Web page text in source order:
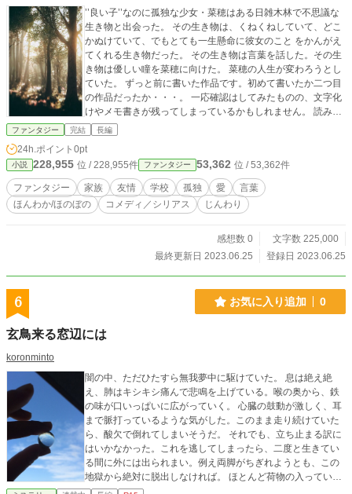
’’良い子’’なのに孤独な少女・菜穂はある日雑木林で不思議な
生き物と出会った。 その生き物は、くねくねしていて、どこ
かぬけていて、でもとても一生懸命に彼女のこと をかんがえ
てくれる生き物だった。 その生き物は言葉を話した。その生
き物は優しい瞳を菜穂に向けた。 菜穂の人生が変わろうとし
ていた。 ずっと前に書いた作品です。初めて書いたか二つ目
の作品だったか・・・。 一応確認はしてみたものの、文字化
けやメモ書きが残ってしまっているかもしれません。 読みに
くいかもです。申し訳ないです。 ２０万字以上ある長い作品
す。 拙い表現が多々ありますが、考えて考えて作った（けれ
ど話があっちゃこっちゃ行って大変なことになっている）作
品ですので、最後までお読みいただけるととても嬉しいで
す。長いですが。（涙。） 最後まで肝心なところが明かされ
ていませんが、それはご想像にお任せします。（お
ファンタジー 完結 長編
24h.ポイント 0pt
小説 228,955 位 / 228,955件 ファンタジー 53,362 位 / 53,362件
ファンタジー 家族 友情 学校 孤独 愛
言葉
ほんわか/ほのぼの
コメディ／シリアス じんわり
感想数 0
文字数 225,000
最終更新日 2023.06.25
登録日 2023.06.25
6 お気に入り追加 0
玄鳥来る窓辺には
koronminto
闇の中、ただひたすら無我夢中に駆けていた。 息は絶え絶
え、肺はキシキシ痛んで悲鳴を上げている。喉の奥から、鉄
の味が口いっぱいに広がっていく。 心臓の鼓動が激しく、耳
まで脈打っているような気がした。このまま走り続けていた
ら、酸欠で倒れてしまいそうだ。 それでも、立ち止まる訳に
はいかなかった。これを逃してしまったら、二度と生きてい
る間に外には出られまい。例え両脚がちぎれようとも、この
地獄から絶対に脱出しなければ。 ほとんど荷物の入っていな
い古びたリュックを手に、彼は全速力で走り続ける。 ---これ